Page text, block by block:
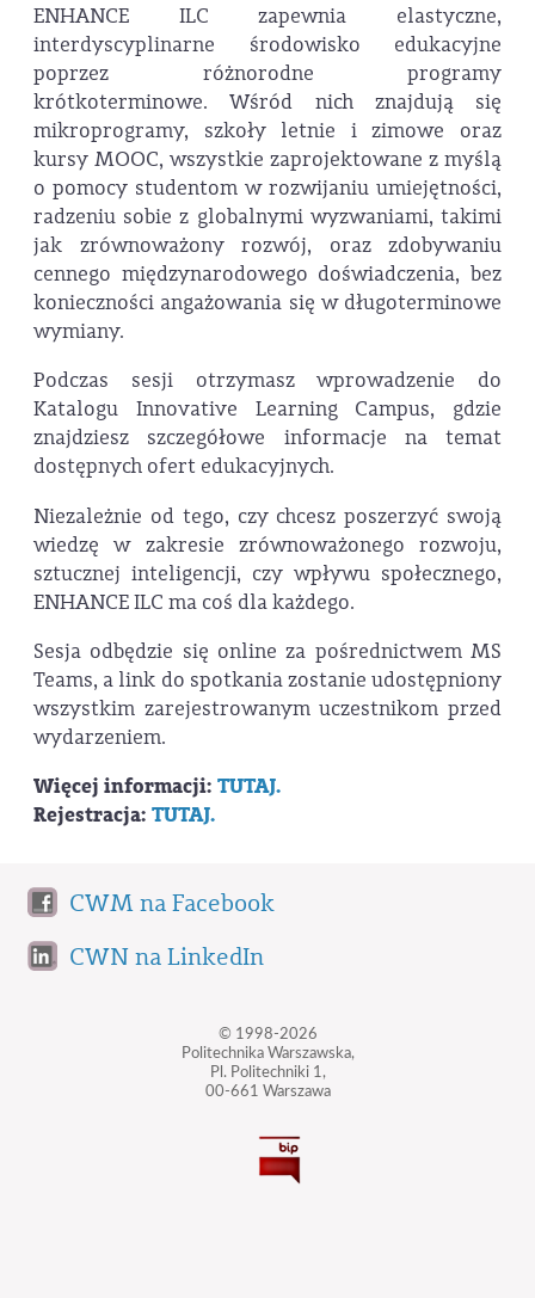
ENHANCE ILC zapewnia elastyczne,
interdyscyplinarne środowisko edukacyjne
poprzez różnorodne programy
krótkoterminowe. Wśród nich znajdują się
mikroprogramy, szkoły letnie i zimowe oraz
kursy MOOC, wszystkie zaprojektowane z myślą
o pomocy studentom w rozwijaniu umiejętności,
radzeniu sobie z globalnymi wyzwaniami, takimi
jak zrównoważony rozwój, oraz zdobywaniu
cennego międzynarodowego doświadczenia, bez
konieczności angażowania się w długoterminowe
wymiany.
Podczas sesji otrzymasz wprowadzenie do
Katalogu Innovative Learning Campus, gdzie
znajdziesz szczegółowe informacje na temat
dostępnych ofert edukacyjnych.
Niezależnie od tego, czy chcesz poszerzyć swoją
wiedzę w zakresie zrównoważonego rozwoju,
sztucznej inteligencji, czy wpływu społecznego,
ENHANCE ILC ma coś dla każdego.
Sesja odbędzie się online za pośrednictwem MS
Teams, a link do spotkania zostanie udostępniony
wszystkim zarejestrowanym uczestnikom przed
wydarzeniem.
Więcej informacji: TUTAJ.
Rejestracja: TUTAJ.
CWM na Facebook
CWN na LinkedIn
© 1998-2026
Politechnika Warszawska,
Pl. Politechniki 1,
00-661 Warszawa